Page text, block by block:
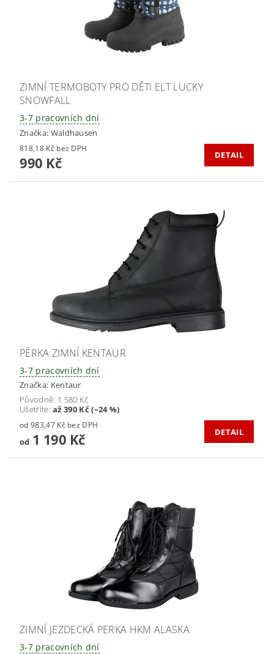
ZIMNÍ TERMOBOTY PRO DĚTI ELT LUCKY
SNOWFALL
3-7 pracovních dní
Značka: Waldhausen
818,18 Kč bez DPH
990 Kč DETAIL
PÉRKA ZIMNÍ KENTAUR
3-7 pracovních dní
Značka: Kentaur
Původně: 1 580 Kč
Ušetříte:až 390 Kč (–24 %)
od 983,47 Kč bez DPH
od1 190 Kč DETAIL
ZIMNÍ JEZDECKÁ PERKA HKM ALASKA
3-7 pracovních dní